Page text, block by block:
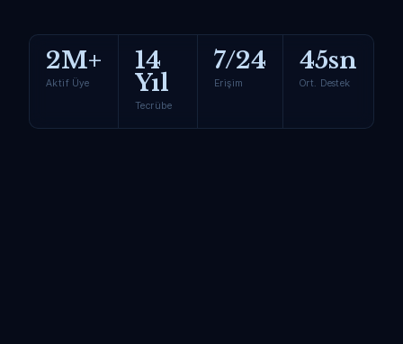
2M+
Aktif Üye
14
Yıl
Tecrübe
7/24
Erişim
45sn
Ort. Destek